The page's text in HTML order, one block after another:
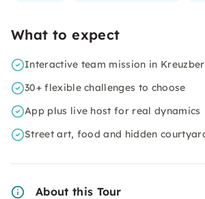
What to expect
Interactive team mission in
30+ flexible challenges to choose
App plus live host for real dynamics
Street art, food and hidden
About this Tour